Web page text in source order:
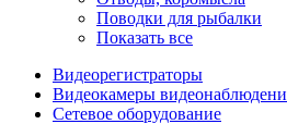
Поводки для рыбалки
Показать все
Видеорегистраторы
Видеокамеры
Сетевое оборудование